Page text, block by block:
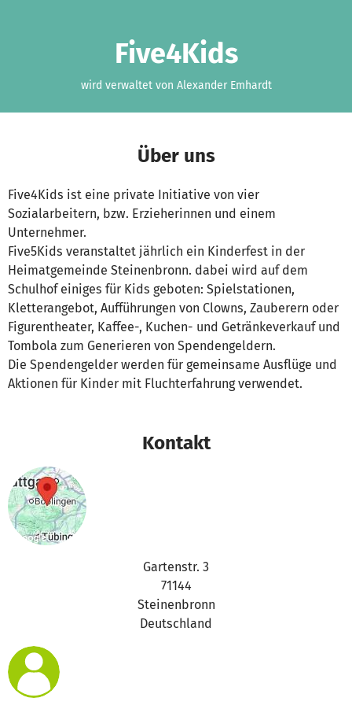
Five4Kids
wird verwaltet von Alexander Emhardt
Über uns
Five4Kids ist eine private Initiative von vier
Sozialarbeitern, bzw. Erzieherinnen und einem
Unternehmer.
Five5Kids veranstaltet jährlich ein Kinderfest in der
Heimatgemeinde Steinenbronn. dabei wird auf dem
Schulhof einiges für Kids geboten: Spielstationen,
Kletterangebot, Aufführungen von Clowns, Zauberern oder
Figurentheater, Kaffee-, Kuchen- und Getränkeverkauf und
Tombola zum Generieren von Spendengeldern.
Die Spendengelder werden für gemeinsame Ausflüge und
Aktionen für Kinder mit Fluchterfahrung verwendet.
Kontakt
Gartenstr. 3
71144
Steinenbronn
Deutschland